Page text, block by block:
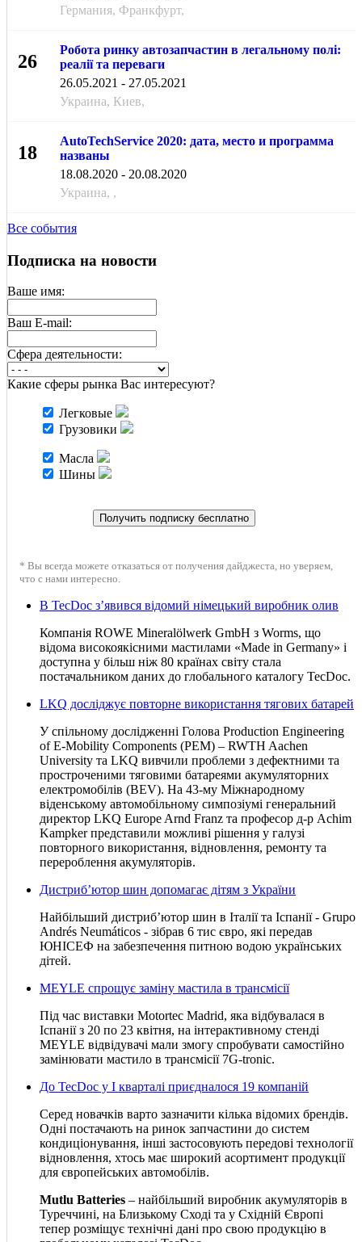
Германия, Франкфурт,
26
Робота ринку автозапчастин в легальному полі:
реалії та переваги
26.05.2021 - 27.05.2021
Украина, Киев,
18
AutoTechService 2020: дата, место и программа
названы
18.08.2020 - 20.08.2020
Украина, ,
Все события
Подписка на новости
Ваше имя:
Ваш E-mail:
Cфера деятельности:
Какие сферы рынка Вас интересуют?
Легковые
Грузовики
Масла
Шины
* Вы всегда можете отказаться от получения дайджеста, но уверяем,
что с нами интересно.
В TecDoc з’явився відомий німецький виробник олив
Компанія ROWE Mineralölwerk GmbH з Worms, що
відома високоякісними мастилами «Made in Germany» і
доступна у більш ніж 80 країнах світу стала
постачальником даних до глобального каталогу TecDoc.
LKQ досліджує повторне використання тягових батарей
У спільному дослідженні Голова Production Engineering
of E-Mobility Components (PEM) – RWTH Aachen
University та LKQ вивчили проблеми з дефектними та
простроченими тяговими батареями акумуляторних
електромобілів (BEV). На 43-му Міжнародному
віденському автомобільному симпозіумі генеральний
директор LKQ Europe Arnd Franz та професор д-р Achim
Kampker представили можливі рішення у галузі
повторного використання, відновлення, ремонту та
перероблення акумуляторів.
Дистриб’ютор шин допомагає дітям з України
Найбільший дистриб’ютор шин в Італії та Іспанії - Grupo
Andrés Neumáticos - зібрав 6 тис євро, які передав
ЮНІСЕФ на забезпечення питною водою українських
дітей.
MEYLE спрощує заміну мастила в трансмісії
Під час виставки Motortec Madrid, яка відбувалася в
Іспанії з 20 по 23 квітня, на інтерактивному стенді
MEYLE відвідувачі мали змогу спробувати самостійно
замінювати мастило в трансмісії 7G-tronic.
До TecDoc у І кварталі приєдналося 19 компаній
Серед новачків варто зазначити кілька відомих брендів.
Одні постачають на ринок запчастини до систем
кондиціонування, інші застосовують передові технології
відновлення, хтось має широкий асортимент продукції
для європейських автомобілів.
Mutlu Batteries – найбільший виробник акумуляторів в
Туреччині, на Близькому Сході та у Східній Європі
тепер розміщує технічні дані про свою продукцію в